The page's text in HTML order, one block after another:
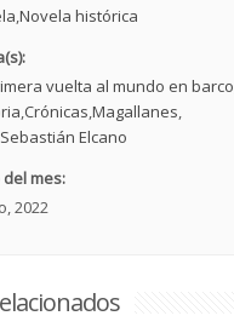
Novela histórica
vuelta al mundo en barco
Crónicas Magallanes
Elcano
del mes:
2022